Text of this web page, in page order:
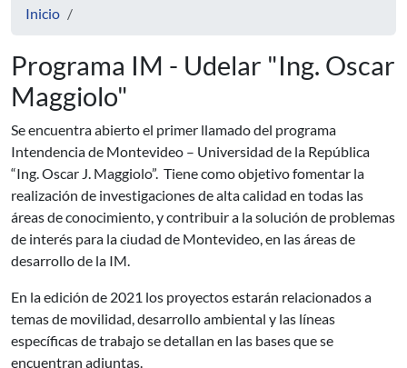
Inicio
Programa IM - Udelar "Ing. Oscar
Maggiolo"
Se encuentra abierto el primer llamado del programa
Intendencia de Montevideo – Universidad de la República
“Ing. Oscar J. Maggiolo”. Tiene como objetivo fomentar la
realización de investigaciones de alta calidad en todas las
áreas de conocimiento, y contribuir a la solución de problemas
de interés para la ciudad de Montevideo, en las áreas de
desarrollo de la IM.
En la edición de 2021 los proyectos estarán relacionados a
temas de movilidad, desarrollo ambiental y las líneas
específicas de trabajo se detallan en las bases que se
encuentran adjuntas.